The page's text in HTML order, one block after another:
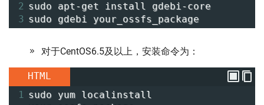
2 sudo apt-get install gdebi-core
3 sudo gdebi your_ossfs_package
对于CentOS6.5及以上，安装命令为：
HTML
1 sudo yum localinstall